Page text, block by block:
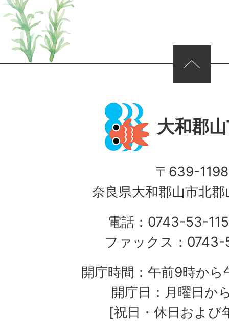
ページの先頭へ
大和郡
〒639-1198
奈良県大和郡山市北
電話：0743-53-
ファックス：
開庁時間：午前9時か
開庁日：月曜日か
[祝日・休日および